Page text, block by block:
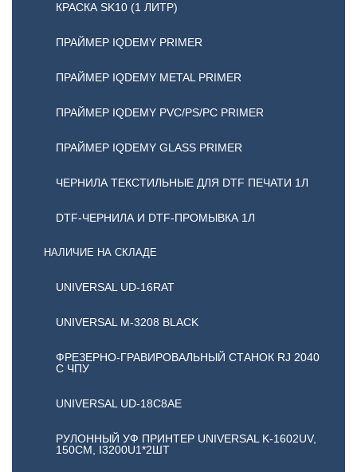
КРАСКА SK10 (1 ЛИТР)
ПРАЙМЕР IQDEMY PRIMER
ПРАЙМЕР IQDEMY METAL PRIMER
ПРАЙМЕР IQDEMY PVC/PS/PC PRIMER
ПРАЙМЕР IQDEMY GLASS PRIMER
ЧЕРНИЛА ТЕКСТИЛЬНЫЕ ДЛЯ DTF ПЕЧАТИ 1Л
DTF-ЧЕРНИЛА И DTF-ПРОМЫВКА 1Л
НАЛИЧИЕ НА СКЛАДЕ
UNIVERSAL UD-16RAT
UNIVERSAL М-3208 BLACK
ФРЕЗЕРНО-ГРАВИРОВАЛЬНЫЙ СТАНОК RJ 2040
С ЧПУ
UNIVERSAL UD-18C8AE
РУЛОННЫЙ УФ ПРИНТЕР UNIVERSAL K-1602UV,
150СМ, I3200U1*2ШТ